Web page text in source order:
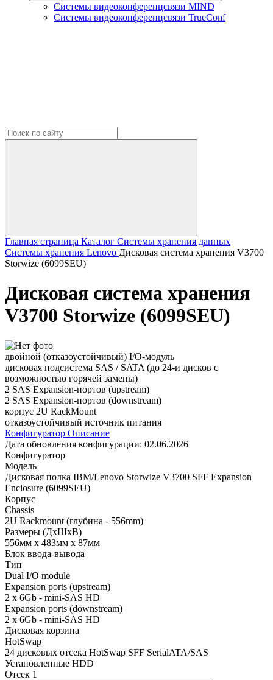
Системы видеоконференцсвязи MIND
Системы видеоконференцсвязи TrueConf
Главная страница Каталог Системы хранения данных
Системы хранения Lenovo Дисковая система хранения V3700
Storwize (6099SEU)
Дисковая система хранения
V3700 Storwize (6099SEU)
двойной (отказоустойчивый) I/O-модуль
дисковая подсистема SAS / SATA (до 24-и дисков с
возможностью горячей замены)
2 SAS Expansion-портов (upstream)
2 SAS Expansion-портов (downstream)
корпус 2U RackMount
отказоустойчивый источник питания
Конфигуратор Описание
Дата обновления конфигурации: 02.06.2026
Конфигуратор
Модель
Дисковая полка IBM/Lenovo Storwize V3700 SFF Expansion
Enclosure (6099SEU)
Корпус
Chassis
2U Rackmount (глубина - 556mm)
Размеры (ДхШхВ)
556мм х 483мм х 87мм
Блок ввода-вывода
Тип
Dual I/O module
Expansion ports (upstream)
2 x 6Gb - mini-SAS HD
Expansion ports (downstream)
2 x 6Gb - mini-SAS HD
Дисковая корзина
HotSwap
24 дисковых отсека HotSwap SFF SerialATA/SAS
Установленные HDD
Отсек 1